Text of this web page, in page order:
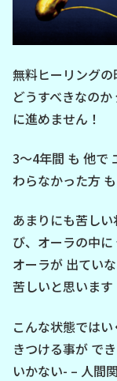
無料ヒーリング
どうすべきなの
に進めません！
3～4年間 も 他で
わらなかった方
あまりにも苦し
び、オーラの中
オーラが 出てい
苦しいと思います
こんな状態ではい
きつける事が で
いかない- – 人間